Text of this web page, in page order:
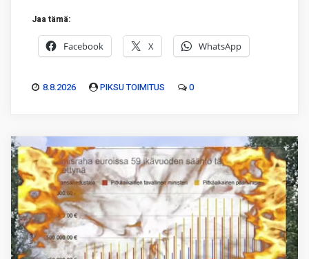
Jaa tämä:
Facebook X WhatsApp
8.8.2026 PIKSU TOIMITUS 0